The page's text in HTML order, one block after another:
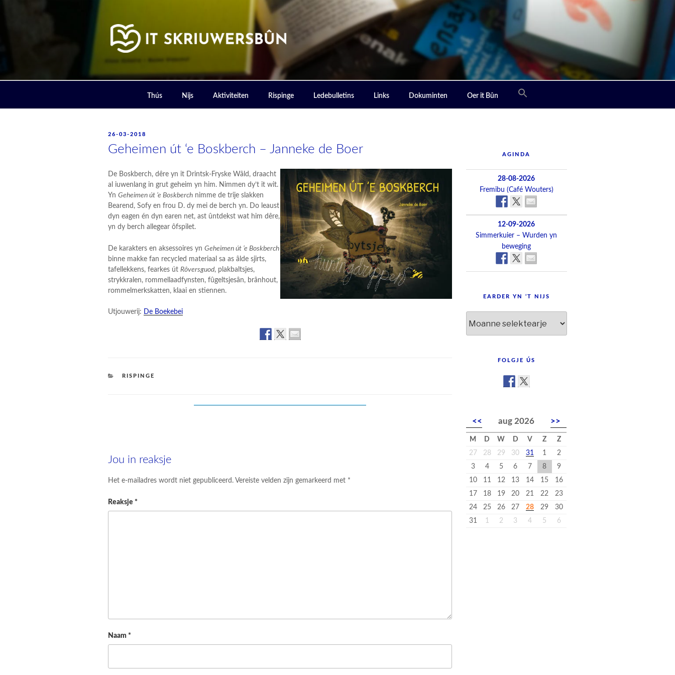
IT SKRIUWERSBOUN
Thús Nijs Aktiviteiten Rispinge Ledebulletins Links Dokuminten Oer it Bûn
POSTED
26-03-2018
Geheimen út ‘e Boskberch – Janneke de Boer
De Boskberch, dêre yn it Drintsk-Fryske Wâld, draacht
al iuwenlang in grut geheim yn him. Nimmen dy’t it wit.
YnGeheimen út ’e Boskberch nimme de trije slakken
Bearend, Sofy en frou D. dy mei de berch yn. Do leaust
dyn eagen én dyn earen net, ast ûntdekst wat him dêre,
yn dy berch allegear ôfspilet.
De karakters en aksessoires ynGeheimen út ’e Boskberch
binne makke fan recycled materiaal sa as âlde sjirts,
tafellekkens, fearkes út Rôversguod, plakbaltsjes,
strykkralen, rommellaadfynsten, fûgeltsjesân, brânhout,
rommelmerkskatten, klaai en stiennen.
Utjouwerij: De Boekebei
CATEGORIES
RISPINGE
Jou in reaksje
Het e-mailadres wordt niet gepubliceerd. Vereiste velden zijn gemarkeerd met *
Reaksje*
Naam*
AGINDA
28-08-2026
Fremibu (Café Wouters)
12-09-2026
Simmerkuier – Wurden yn
beweging
EARDER YN ’T NIJS
yn
FOLGJE ÚS
<< aug 2026 >>
M D W D V Z
Z
27
28 29 30 31 1
2
3
4 5 6 7 8
9
10
11 12 13 14 15
16
17
18 19 20 21 22
23
24
25 26 27 28 29
30
31
1 2 3 4 5 6